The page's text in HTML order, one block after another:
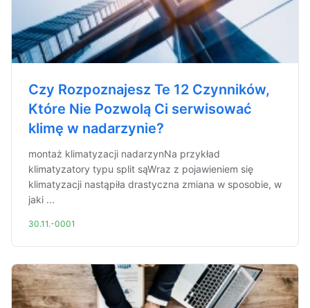
Czy Rozpoznajesz Te 12 Czynników,
Które Nie Pozwolą Ci serwisować
klimę w nadarzynie?
montaż klimatyzacji nadarzynNa przykład
klimatyzatory typu split sąWraz z pojawieniem się
klimatyzacji nastąpiła drastyczna zmiana w sposobie, w
jaki ...
30.11.-0001